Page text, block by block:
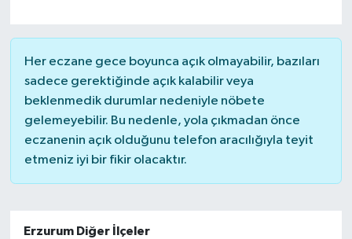
Her eczane gece boyunca açık olmayabilir, bazıları
sadece gerektiğinde açık kalabilir veya
beklenmedik durumlar nedeniyle nöbete
gelemeyebilir. Bu nedenle, yola çıkmadan önce
eczanenin açık olduğunu telefon aracılığıyla teyit
etmeniz iyi bir fikir olacaktır.
Erzurum Diğer İlçeler